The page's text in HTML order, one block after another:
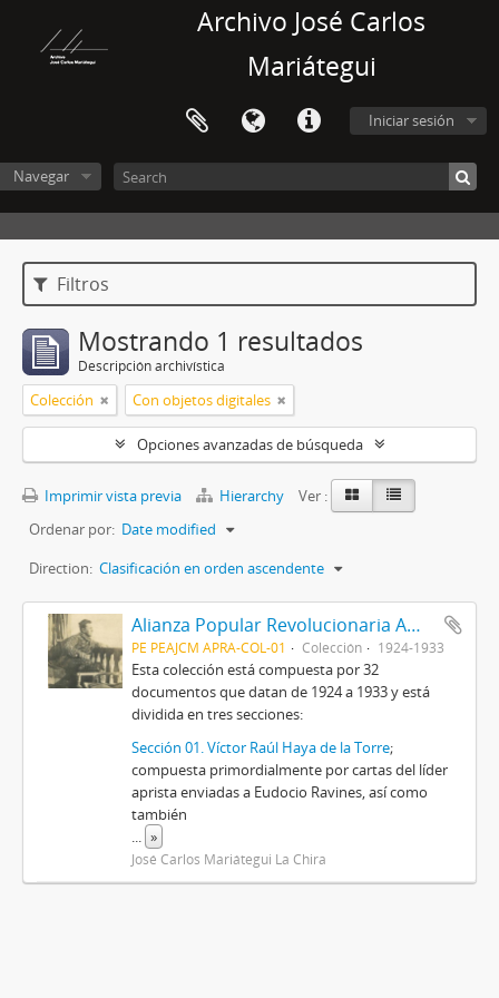
Archivo José Carlos
Mariátegui
Iniciar sesión
Navegar
Filtros
Mostrando 1 resultados
Descripción archivística
Colección Con objetos digitales
Opciones avanzadas de búsqueda
Imprimir vista previa Hierarchy
Ver :
Ordenar por: Date modified
Direction: Clasificación en orden ascendente
Alianza Popular Revolucionaria Americana-APRA (Colección)
PE PEAJCM APRA-COL-01 Colección 1924-1933
Esta colección está compuesta por 32
documentos que datan de 1924 a 1933 y está
dividida en tres secciones:
Sección 01. Víctor Raúl Haya de la Torre;
compuesta primordialmente por cartas del líder
aprista enviadas a Eudocio Ravines, así como
también
... »
José Carlos Mariátegui La Chira